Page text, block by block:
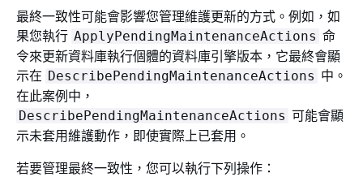
最終一致性可能會影響您管理維護更新的方式。例如，如
果您執行 ApplyPendingMaintenanceActions 命
令來更新資料庫執行個體的資料庫引擎版本，它最終會顯
示在 DescribePendingMaintenanceActions 中。
在此案例中，
DescribePendingMaintenanceActions 可能會顯
示未套用維護動作，即使實際上已套用。
若要管理最終一致性，您可以執行下列操作：